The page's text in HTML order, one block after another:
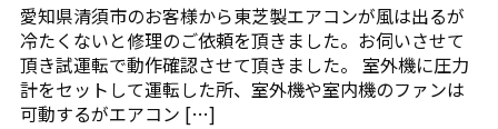
愛知県清須市のお客様から東芝製エアコンが風は出るが
冷たくないと修理のご依頼を頂きました。お伺いさせて
頂き試運転で動作確認させて頂きました。 室外機に圧力
計をセットして運転した所、室外機や室内機のファンは
可動するがエアコン […]